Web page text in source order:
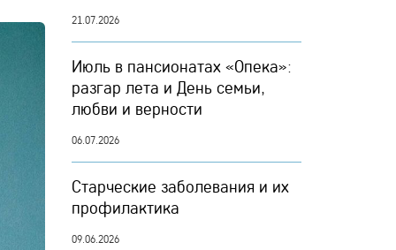
21.07.2026
Июль в пансионатах «Опека»:
разгар лета и День семьи,
любви и верности
06.07.2026
Старческие заболевания и их
профилактика
09.06.2026